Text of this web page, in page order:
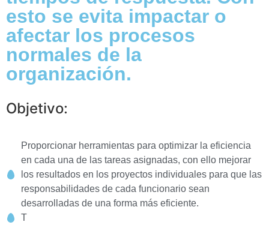
esto se evita impactar o
afectar los procesos
normales de la
organización.
Objetivo:
Proporcionar herramientas para optimizar la eficiencia
en cada una de las tareas asignadas, con ello mejorar
los resultados en los proyectos individuales para que las
responsabilidades de cada funcionario sean
desarrolladas de una forma más eficiente.
T